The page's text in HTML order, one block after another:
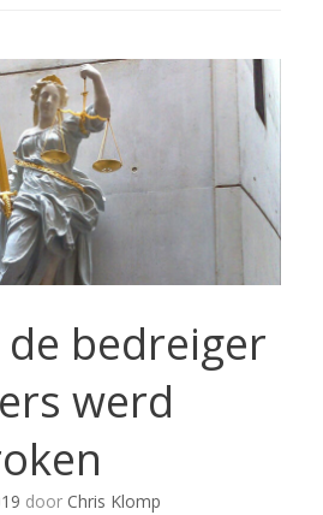
bedreiger
werd
door Chris Klomp